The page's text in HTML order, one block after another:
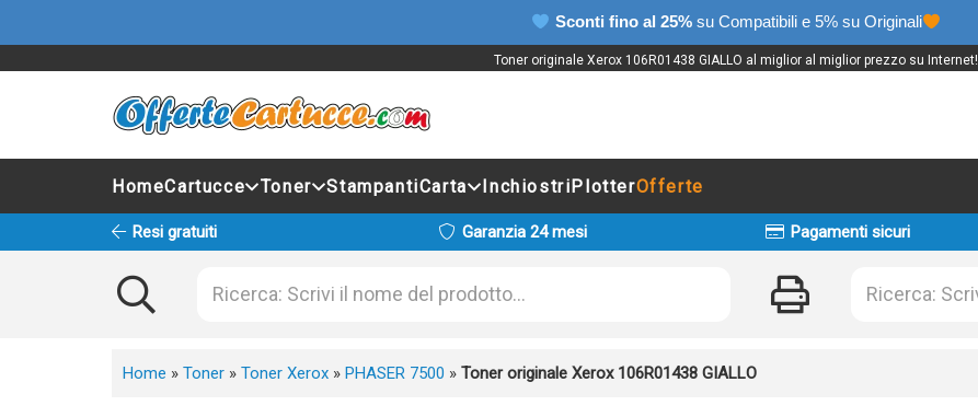
Sconti fino al 25% su Compatibili e 5% su Originali
Toner originale Xerox 106R01438 GIALLO al miglior al miglior prezzo su Internet!
HomeCartucce Toner StampantiCarta InchiostriPlotterOfferte
Resi gratuiti Garanzia 24 mesi Pagamenti sicuri
Home » Toner » Toner Xerox » PHASER 7500 » Toner originale Xerox 106R01438 GIALLO